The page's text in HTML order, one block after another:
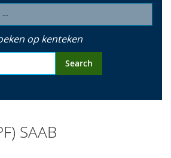
op kenteken
Search
SAAB